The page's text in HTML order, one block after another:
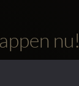
nu!